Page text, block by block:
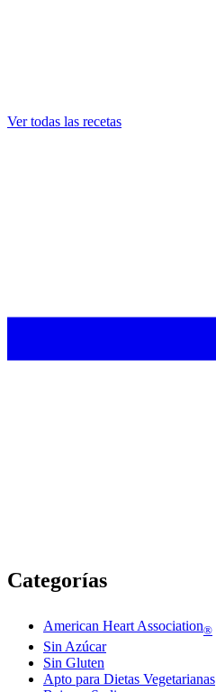
Ver todas las recetas
Categorías
American Heart Association®
Sin Azúcar
Sin Gluten
Apto para Dietas Vegetarianas